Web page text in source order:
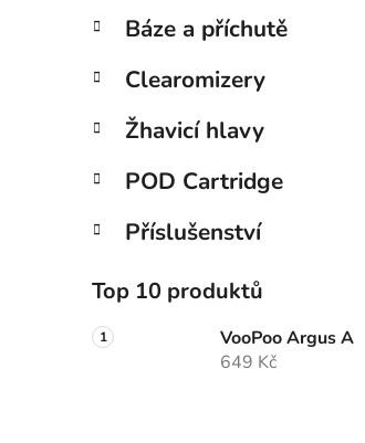
n
n
í
p
n
l
i
Báze a příchutě
Clearomizery
Žhavicí hlavy
POD Cartridge
Příslušenství
Top 10 produktů
VooPoo Argus A
649 Kč